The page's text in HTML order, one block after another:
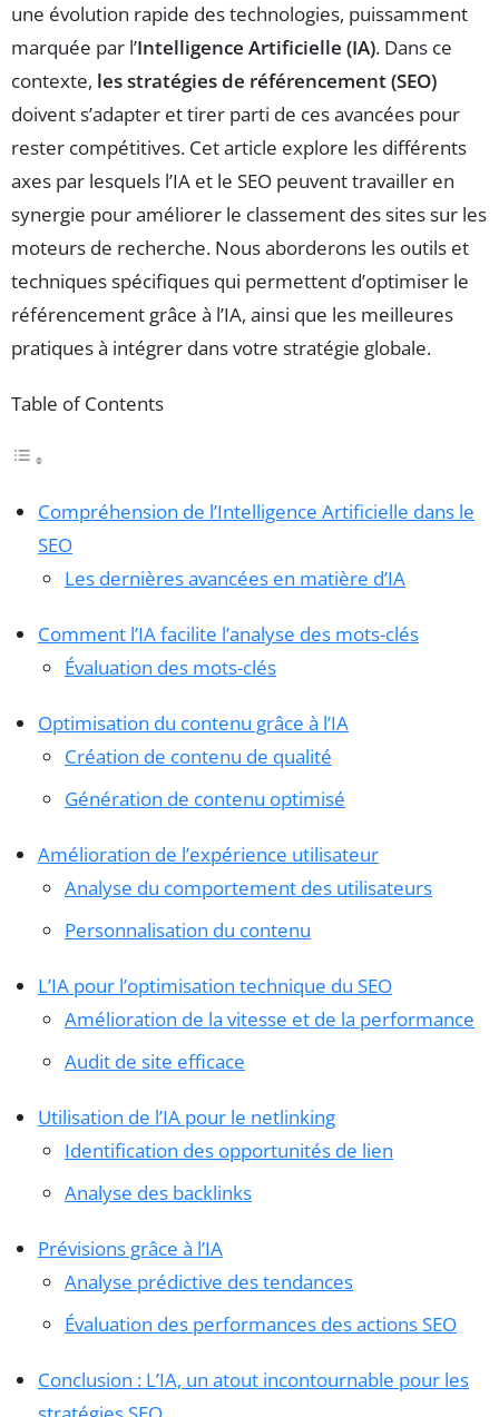
une évolution rapide des technologies, puissamment
marquée par l’Intelligence Artificielle (IA). Dans ce
contexte, les stratégies de référencement (SEO)
doivent s’adapter et tirer parti de ces avancées pour
rester compétitives. Cet article explore les différents
axes par lesquels l’IA et le SEO peuvent travailler en
synergie pour améliorer le classement des sites sur les
moteurs de recherche. Nous aborderons les outils et
techniques spécifiques qui permettent d’optimiser le
référencement grâce à l’IA, ainsi que les meilleures
pratiques à intégrer dans votre stratégie globale.
Table of Contents
Compréhension de l’Intelligence Artificielle dans le
SEO
Les dernières avancées en matière d’IA
Comment l’IA facilite l’analyse des mots-clés
Évaluation des mots-clés
Optimisation du contenu grâce à l’IA
Création de contenu de qualité
Génération de contenu optimisé
Amélioration de l’expérience utilisateur
Analyse du comportement des utilisateurs
Personnalisation du contenu
L’IA pour l’optimisation technique du SEO
Amélioration de la vitesse et de la performance
Audit de site efficace
Utilisation de l’IA pour le netlinking
Identification des opportunités de lien
Analyse des backlinks
Prévisions grâce à l’IA
Analyse prédictive des tendances
Évaluation des performances des actions SEO
Conclusion : L’IA, un atout incontournable pour les